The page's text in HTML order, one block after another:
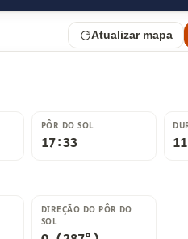
Atualizar mapa
PÔR DO SOL
17:33
DIREÇÃO DO PÔR DO
SOL